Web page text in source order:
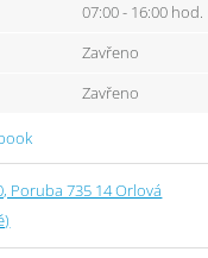
07:00 - 16:00 hod.
Zavřeno
Zavřeno
Poruba 735 14 Orlová